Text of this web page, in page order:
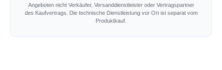
Angeboten nicht Verkäufer, Versanddienstleister oder Vertragspartner
des Kaufvertrags. Die technische Dienstleistung vor Ort ist separat vom
Produktkauf.